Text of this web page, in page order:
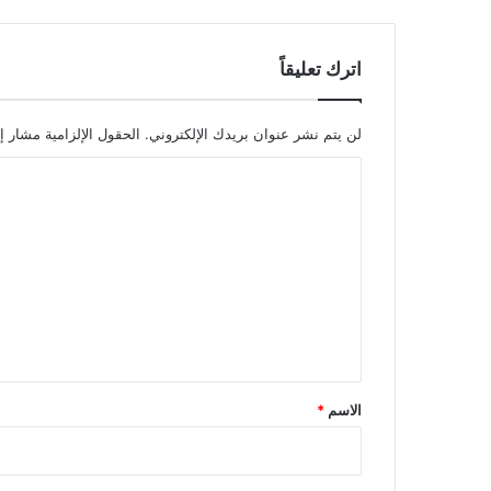
اترك تعليقاً
لن يتم نشر عنوان بريدك الإلكتروني. الحقول الإلزامية مشار
*
الاسم *